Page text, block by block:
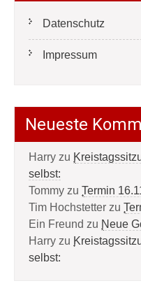
Datenschutz
Impressum
Neueste
Harry zu
selbst:
Tommy zu Termin
Tim Hochstetter zu
Ein Freund zu Neue
Harry zu
selbst: